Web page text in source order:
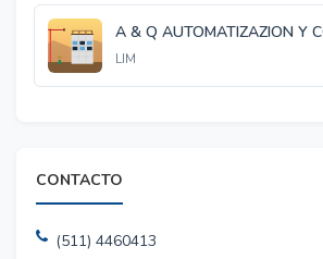
A & Q AUTOMATIZAZION Y
LIM
CONTACTO
(511) 4460413